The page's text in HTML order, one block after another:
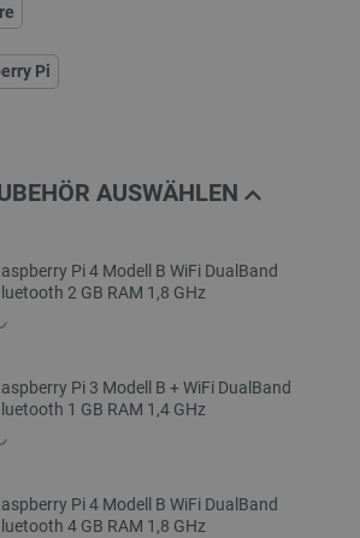
Pi
AUSWÄHLEN
Pi 4 Modell B WiFi DualBand
2 GB RAM 1,8 GHz
Pi 3 Modell B + WiFi DualBand
1 GB RAM 1,4 GHz
Pi 4 Modell B WiFi DualBand
4 GB RAM 1,8 GHz